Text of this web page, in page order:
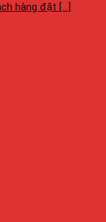
hàng đặt [...]